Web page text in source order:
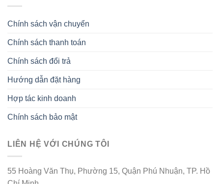
Chính sách vận chuyển
Chính sách thanh toán
Chính sách đổi trả
Hướng dẫn đặt hàng
Hợp tác kinh doanh
Chính sách bảo mật
LIÊN HỆ VỚI CHÚNG TÔI
55 Hoàng Văn Thụ, Phường 15, Quận Phú Nhuận, TP. Hồ